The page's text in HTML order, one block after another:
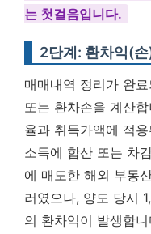
는 첫걸음입니다.
2단계: 환차익(
매매내역 정리가 완
또는 환차손을 계산
율과 취득가액에 적
소득에 합산 또는 차
에 매도한 해외 부동
러였으나, 양도 당시
의 환차익이 발생합